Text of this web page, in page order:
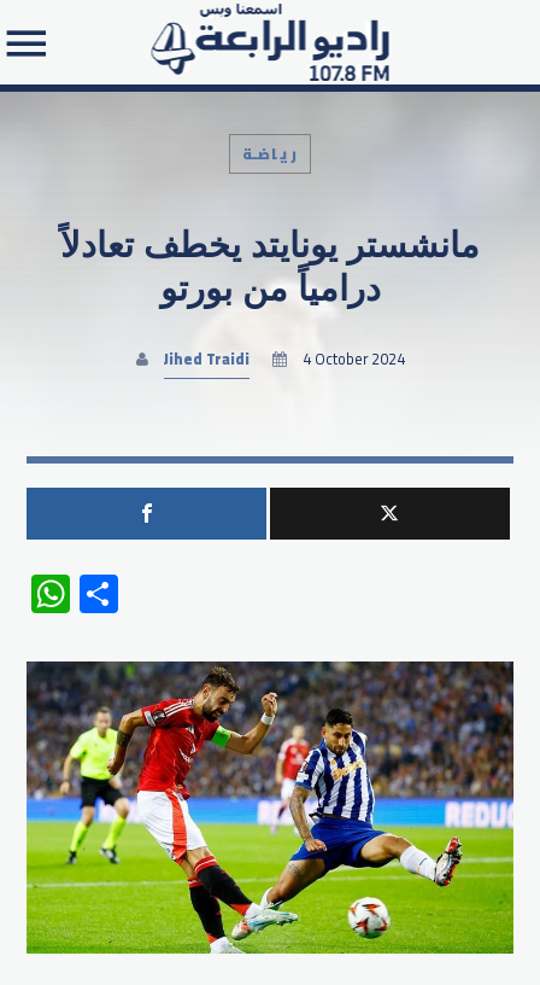
Search in the website:
رياضـة
مانشستر يونايتد يخطف تعادلاً
درامياً من بورتو
Jihed Traidi 4 October 2024
WhatsApp